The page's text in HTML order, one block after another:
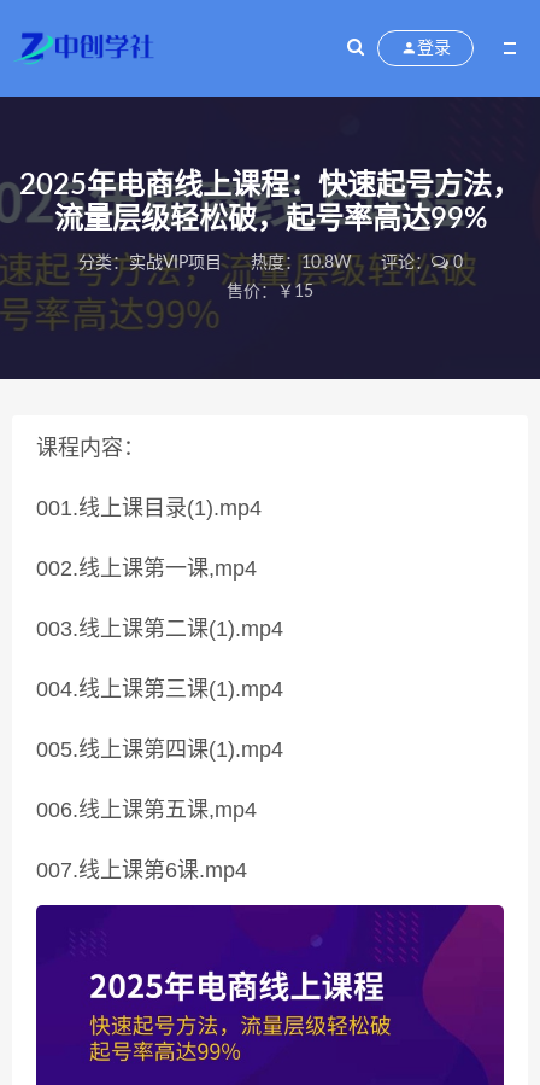
登录
2025年电商线上课程：快速起号方法，
流量层级轻松破，起号率高达99%
分类：实战VIP项目 热度：10.8W 评论：
0
售价：￥15
课程内容：
001.线上课目录(1).mp4
002.线上课第一课,mp4
003.线上课第二课(1).mp4
004.线上课第三课(1).mp4
005.线上课第四课(1).mp4
006.线上课第五课,mp4
007.线上课第6课.mp4